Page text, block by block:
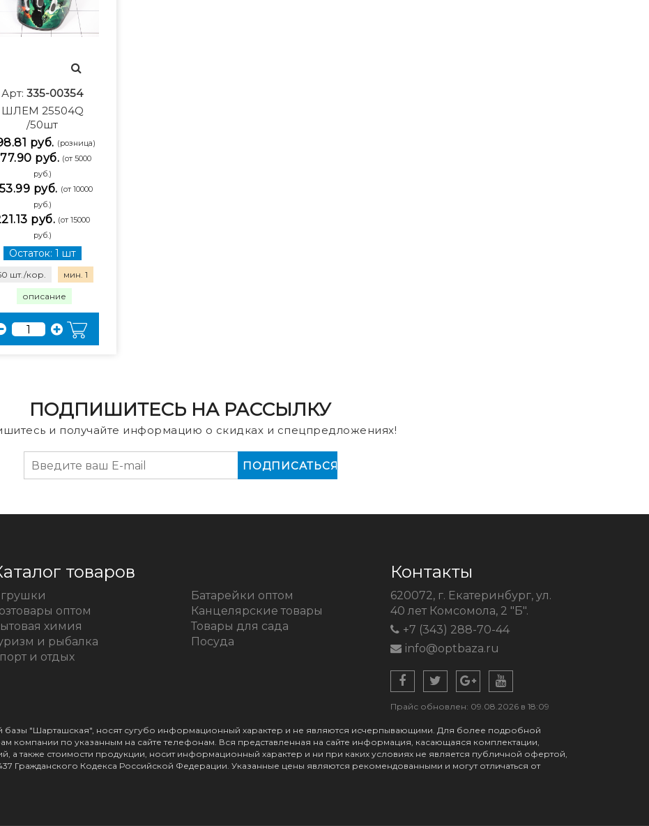
Арт:335-00354
ШЛЕМ 25504Q
/50шт
руб. (розница)
руб. (от 5000
руб.)
руб. (от 10000
руб.)
руб. (от 15000
руб.)
Остаток: 1 шт
шт./кор. мин. 1
описание
ПОДПИШИТЕСЬ НА РАССЫЛКУ
и получайте информацию о скидках и спецпредложениях!
товаров
оптом
химия
и рыбалка
и отдых
Батарейки оптом
Канцелярские товары
Товары для сада
Посуда
Контакты
620072, г. Екатеринбург, ул.
40 лет Комсомола, 2 "Б".
+7 (343) 288-70-44
info@optbaza.ru
Прайс обновлен: 09.08.2026 в 18:09
базы "Шарташская", носят сугубо информационный характер и не являются исчерпывающими. Для более подробной
компании по указанным на сайте телефонам. Вся представленная на сайте информация, касающаяся комплектации,
а также стоимости продукции, носит информационный характер и ни при каких условиях не является публичной офертой,
Гражданского Кодекса Российской Федерации. Указанные цены являются рекомендованными и могут отличаться от